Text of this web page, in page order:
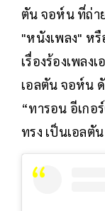
ตัน จอห์น ที่ถ่า
"หนังเพลง" หรื
เรื่องร้องเพลง
เอลตัน จอห์น
“ทารอน อีเก
ทรง เป็นเอลตั